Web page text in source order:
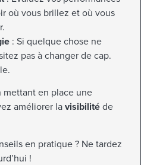
où vous brillez et où vous
: Si quelque chose ne
pas à changer de cap.
mettant en place une
améliorer la visibilité de
en pratique ? Ne tardez
!